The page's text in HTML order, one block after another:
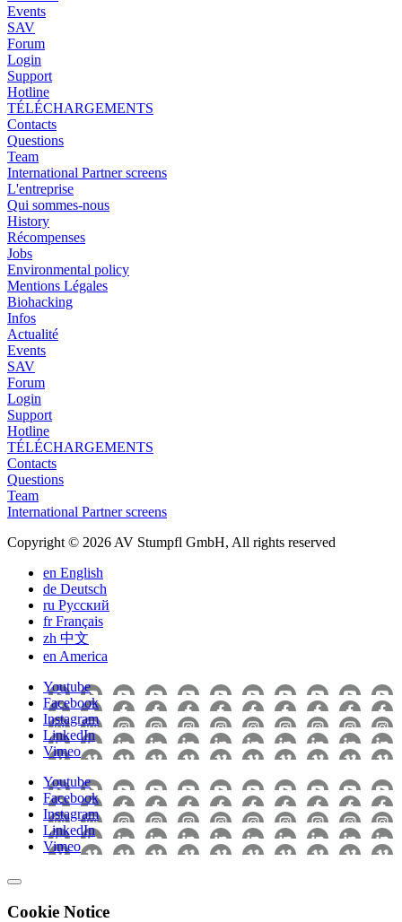
Events
SAV
Forum
Login
Support
Hotline
TÉLÉCHARGEMENTS
Contacts
Questions
Team
International Partner screens
L'entreprise
Qui sommes-nous
History
Récompenses
Jobs
Environmental policy
Mentions Légales
Biohacking
Infos
Actualité
Events
SAV
Forum
Login
Support
Hotline
TÉLÉCHARGEMENTS
Contacts
Questions
Team
International Partner screens
Copyright © 2026 AV Stumpfl GmbH, All rights reserved
en English
de Deutsch
ru Pусский
frFrançais
zh 中文
en America
Youtube
Facebook
Instagram
LinkedIn
Vimeo
Youtube
Facebook
Instagram
LinkedIn
Vimeo
Cookie Notice